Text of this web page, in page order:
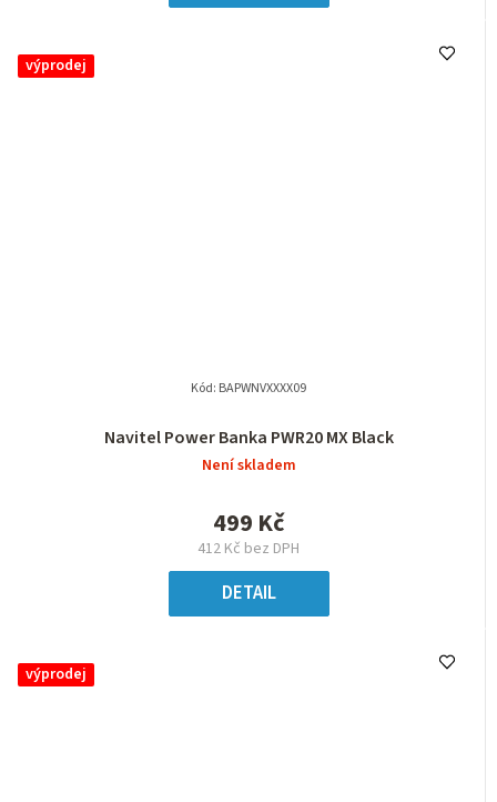
výprodej
Navitel Power Banka PWR20 MX Black
Není skladem
412 Kč bez DPH
499 Kč
DETAIL
Kód: BAPWNVXXXX09
výprodej